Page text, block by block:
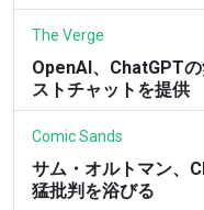
The Verge
OpenAI、ChatGPT
ストチャットを提供
Comic Sands
サム・オルトマン、
猛批判を浴びる